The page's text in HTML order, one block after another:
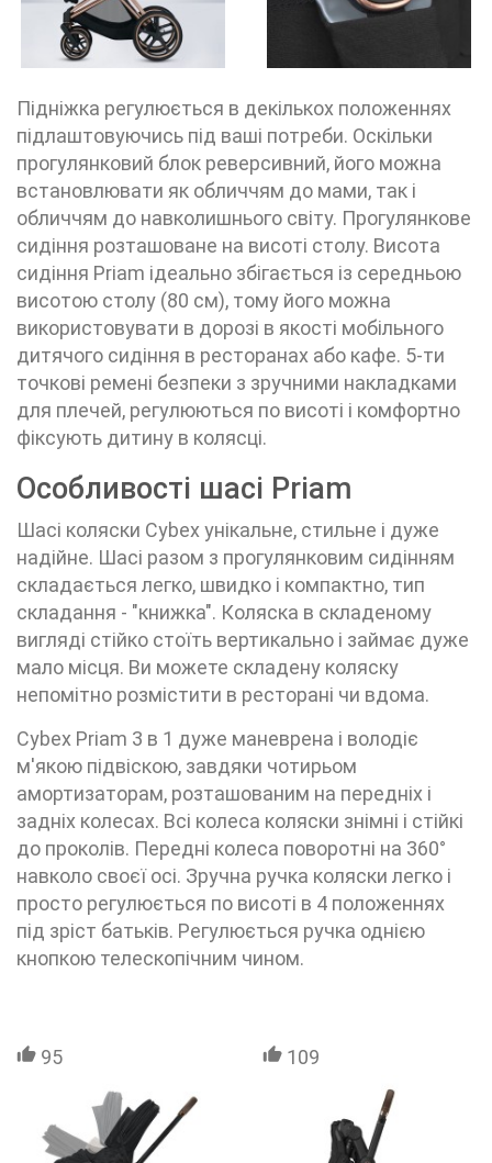
Підніжка регулюється в декількох положеннях
підлаштовуючись під ваші потреби. Оскільки
прогулянковий блок реверсивний, його можна
встановлювати як обличчям до мами, так і
обличчям до навколишнього світу. Прогулянкове
сидіння розташоване на висоті столу. Висота
сидіння Priam ідеально збігається із середньою
висотою столу (80 см), тому його можна
використовувати в дорозі в якості мобільного
дитячого сидіння в ресторанах або кафе. 5-ти
точкові ремені безпеки з зручними накладками
для плечей, регулюються по висоті і комфортно
фіксують дитину в колясці.
Особливості шасі Priam
Шасі коляски Cybex унікальне, стильне і дуже
надійне. Шасі разом з прогулянковим сидінням
складається легко, швидко і компактно, тип
складання - "книжка". Коляска в складеному
вигляді стійко стоїть вертикально і займає дуже
мало місця. Ви можете складену коляску
непомітно розмістити в ресторані чи вдома.
Cybex Priam 3 в 1 дуже маневрена і володіє
м'якою підвіскою, завдяки чотирьом
амортизаторам, розташованим на передніх і
задніх колесах. Всі колеса коляски знімні і стійкі
до проколів. Передні колеса поворотні на 360°
навколо своєї осі. Зручна ручка коляски легко і
просто регулюється по висоті в 4 положеннях
під зріст батьків. Регулюється ручка однією
кнопкою телескопічним чином.
95 109